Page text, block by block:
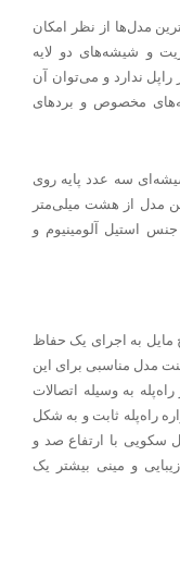
مدل‌ها از نظر امکان
و شیشه‌های دو لایه
ندارد و می‌توان آن
مخصوص و بردهای
سه عدد پایه روی
مدل از هشت میلی‌متر
استیل آلومینیوم و
مایل به اجرای یک حفاظ
مدل مناسبی برای این
به وسیله اتصالات
راه‌پله ثابت و به شکل
با ارتفاع صد و
و مینی بیشتر یک